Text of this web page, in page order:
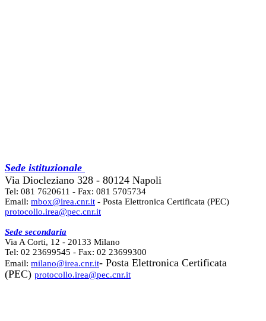
Sede istituzionale
Via Diocleziano 328 - 80124 Napoli
Tel: 081 7620611 - Fax: 081 5705734
Email: mbox@irea.cnr.it - Posta Elettronica Certificata (PEC)
protocollo.irea@pec.cnr.it
Sede secondaria
Via A Corti, 12 - 20133 Milano
Tel: 02 23699545 - Fax: 02 23699300
Email: milano@irea.cnr.it- Posta Elettronica Certificata
(PEC) protocollo.irea@pec.cnr.it